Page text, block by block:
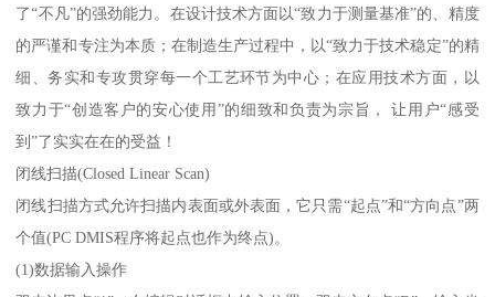
了“不凡”的强劲能力。在设计技术方面以“致力于测量基准”的、精度
的严谨和专注为本质；在制造生产过程中，以“致力于技术稳定”的精
细、务实和专攻贯穿每一个工艺环节为中心；在应用技术方面，以
致力于“创造客户的安心使用”的细致和负责为宗旨， 让用户“感受
到”了实实在在的受益！
闭线扫描(Closed Linear Scan)
闭线扫描方式允许扫描内表面或外表面，它只需“起点”和“方向点”两
个值(PC DMIS程序将起点也作为终点)。
(1)数据输入操作